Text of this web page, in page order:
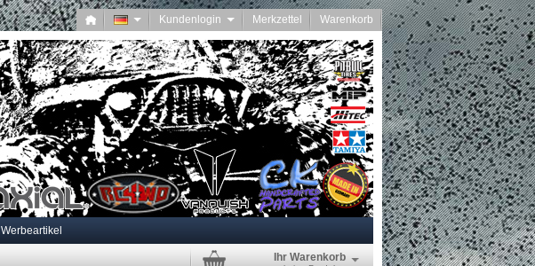
Kundenlogin Merkzettel Warenkorb
Werbeartikel
Ihr Warenkorb